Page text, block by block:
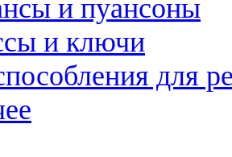
и пуансоны
и ключи
для